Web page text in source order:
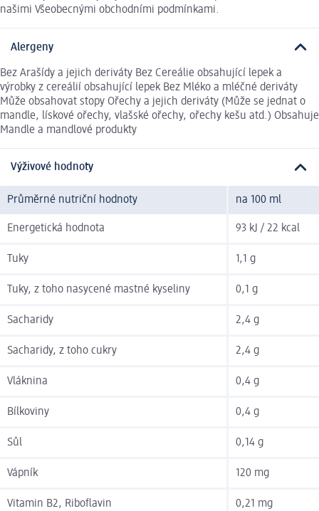
našimi Všeobecnými obchodními podmínkami.
Alergeny
Bez Arašídy a jejich deriváty Bez Cereálie obsahující lepek a
výrobky z cereálií obsahující lepek Bez Mléko a mléčné deriváty
Může obsahovat stopy Ořechy a jejich deriváty (Může se jednat o
mandle, lískové ořechy, vlašské ořechy, ořechy kešu atd.) Obsahuje
Mandle a mandlové produkty
Výživové hodnoty
Průměrné nutriční hodnoty na 100 ml
Energetická hodnota 93 kJ / 22 kcal
Tuky 1,1 g
Tuky, z toho nasycené mastné kyseliny 0,1 g
Sacharidy 2,4 g
Sacharidy, z toho cukry 2,4 g
Vláknina 0,4 g
Bílkoviny 0,4 g
Sůl 0,14 g
Vápník 120 mg
Vitamin B2, Riboflavin 0,21 mg